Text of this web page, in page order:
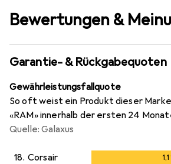
Bewertungen &
Garantie- & Rückgabequoten
Gewährleistungsfallquote
So oft weist ein Produkt dieser
«RAM» innerhalb der ersten 24
Quelle: Galaxus
18. Corsair 1,1